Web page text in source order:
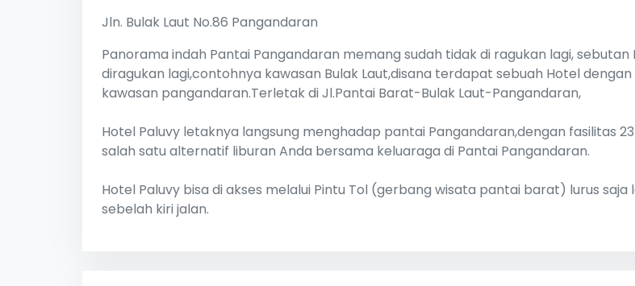
Jln. Bulak Laut No.86 Pangandaran
Panorama indah Pantai Pangandaran memang sudah tidak di ragukan lagi,
diragukan lagi,contohnya kawasan Bulak Laut,disana terdapat sebuah Hotel
kawasan pangandaran.Terletak di Jl.Pantai Barat-Bulak Laut-Pangandaran,
Hotel Paluvy letaknya langsung menghadap pantai Pangandaran,dengan fasilitas
salah satu alternatif liburan Anda bersama keluaraga di Pantai Pangandaran.
Hotel Paluvy bisa di akses melalui Pintu Tol (gerbang wisata pantai barat) lurus
sebelah kiri jalan.